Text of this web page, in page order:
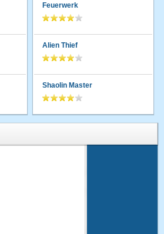
Feuerwerk
Alien Thief
Shaolin Master